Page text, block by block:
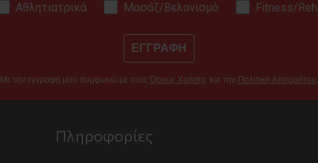
Αθλητιατρικά Μασάζ/Βελονισμό Fitness/
ΕΓΓΡΑΦΗ
Με την εγγραφή μου συμφωνώ με τους Όρους Χρήσης και την Πολιτική Απορρήτου
Πληροφορίες